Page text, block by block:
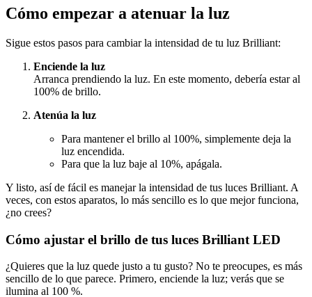
Cómo empezar a atenuar la luz
Sigue estos pasos para cambiar la intensidad de tu luz Brilliant:
Enciende la luz
Arranca prendiendo la luz. En este momento, debería estar al
100% de brillo.
Atenúa la luz
Para mantener el brillo al 100%, simplemente deja la
luz encendida.
Para que la luz baje al 10%, apágala.
Y listo, así de fácil es manejar la intensidad de tus luces Brilliant. A
veces, con estos aparatos, lo más sencillo es lo que mejor funciona,
¿no crees?
Cómo ajustar el brillo de tus luces Brilliant LED
¿Quieres que la luz quede justo a tu gusto? No te preocupes, es más
sencillo de lo que parece. Primero, enciende la luz; verás que se
ilumina al 100 %.